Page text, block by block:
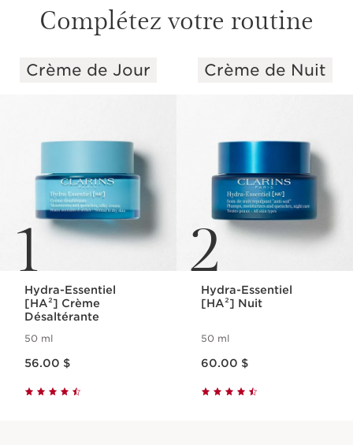
Complétez votre routine
ALLER AU CONTENU
Crème de Jour
1
Hydra-Essentiel
[HA²] Crème
Désaltérante
50 ml
56.00 $
Crème de Nuit
2
Hydra-Essentiel
[HA²] Nuit
50 ml
60.00 $